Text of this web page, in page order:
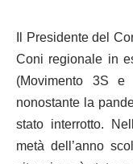
Il Presidente del
Coni regionale in
(Movimento 3S
nonostante la
stato interrotto.
metà dell’anno